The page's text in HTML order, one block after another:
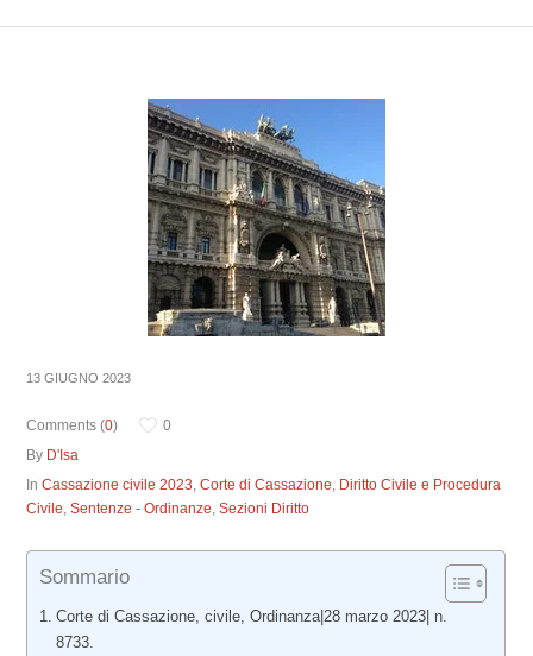
13 GIUGNO 2023
Comments (0)
0
By D'Isa
InCassazione civile 2023,Corte di Cassazione, Diritto Civile e Procedura
Civile,Sentenze - Ordinanze,Sezioni Diritto
Sommario
Corte di Cassazione, civile, Ordinanza|28 marzo 2023| n.
8733.